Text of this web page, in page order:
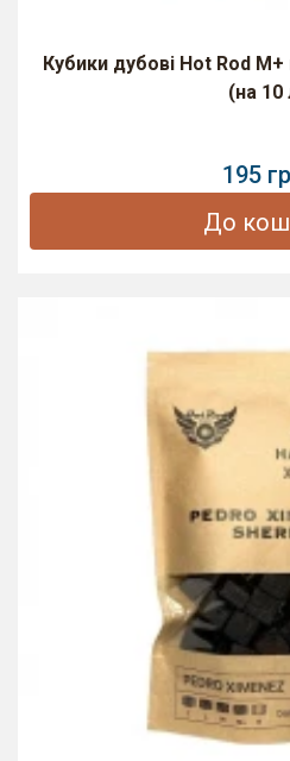
Кубики дубові Hot Rod
(на 10
195
До